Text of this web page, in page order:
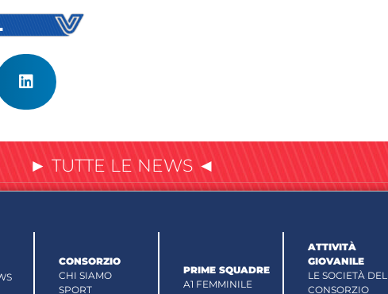
► TUTTE LE NEWS ◄
CONSORZIO
CHI SIAMO
SPORT
PRIME SQUADRE
A1 FEMMINILE
ATTIVITÀ
GIOVANILE
LE SOCIETÀ DEL
CONSORZIO